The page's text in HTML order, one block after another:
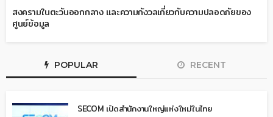
สงครามในตะวันออกกลาง และความกังวลเกี่ยวกับความปลอดภัยของ
ศูนย์ข้อมูล
POPULAR RECENT
SECOM เปิดสำนักงานใหญ่แห่งใหม่ในไทย